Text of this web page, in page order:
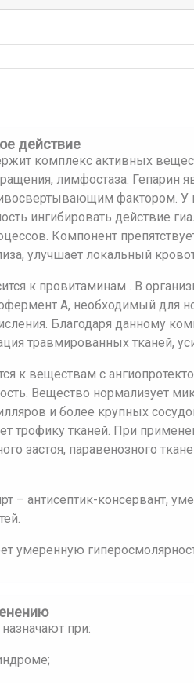
действие
комплекс активных
лимфостаза. Гепарин
фактором. У
ингибировать действие
Компонент
улучшает локальный
к провитаминам . В
А, необходимый для
Благодаря данному
травмированных тканей,
к веществам с
Вещество нормализует
и более крупных
трофику тканей. При
застоя, паравенозного
– антисептик-консервант,
умеренную
при: